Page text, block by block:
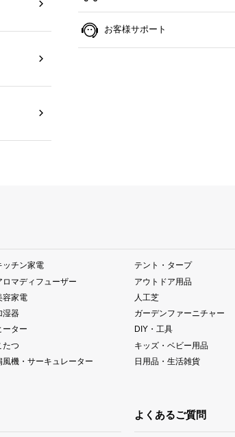
お客様サポート
ッチン家電
ロマディフューザー
容家電
湿器
ーター
たつ
風機・サーキュレーター
テント・タープ
アウトドア用品
人工芝
ガーデンファーニチャー
DIY・工具
キッズ・ベビー用品
日用品・生活雑貨
よくあるご質問